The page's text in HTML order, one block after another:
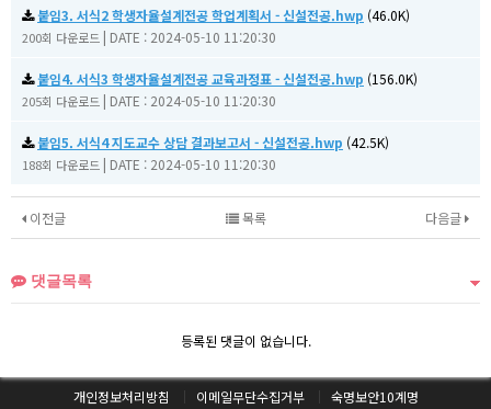
붙임3. 서식2 학생자율설계전공 학업계획서 - 신설전공.hwp (46.0K)
200회 다운로드 | DATE : 2024-05-10 11:20:30
붙임4. 서식3 학생자율설계전공 교육과정표 - 신설전공.hwp (156.0K)
205회 다운로드 | DATE : 2024-05-10 11:20:30
붙임5. 서식4 지도교수 상담 결과보고서 - 신설전공.hwp (42.5K)
188회 다운로드 | DATE : 2024-05-10 11:20:30
이전글 다음글
목록
댓글목록
등록된 댓글이 없습니다.
개인정보처리방침 이메일무단수집거부 숙명보안10계명